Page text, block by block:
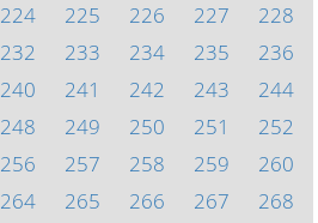
224 225 226 227
228
232 233 234 235
236
240 241 242 243
244
248 249 250 251
252
256 257 258 259
260
264 265 266 267
268